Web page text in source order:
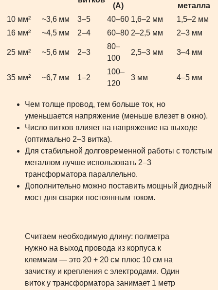
(А)
металла
10 мм²
~3,6 мм 3–5 40–60 1,6–2 мм
1,5–2 мм
16 мм²
~4,5 мм 2–4 60–80 2–2,5 мм 2–3 мм
25 мм² ~5,6 мм 2–3
80–
100
2,5–3 мм 3–4 мм
35 мм² ~6,7 мм 1–2
100–
120
3 мм 4–5 мм
Чем толще провод, тем больше ток, но
уменьшается напряжение (меньше влезет в окно).
Число витков влияет на напряжение на выходе
(оптимально 2–3 витка).
Для стабильной долговременной работы с толстым
металлом лучше использовать 2–3
трансформатора параллельно.
Дополнительно можно поставить мощный диодный
мост для сварки постоянным током.
Считаем необходимую длину: полметра
нужно на выход провода из корпуса к
клеммам — это 20 + 20 см плюс 10 см на
зачистку и крепления с электродами. Один
виток у трансформатора занимает 1 метр